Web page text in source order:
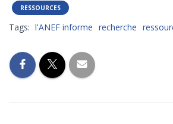
RESSOURCES
Tags: l'ANEF informe recherche